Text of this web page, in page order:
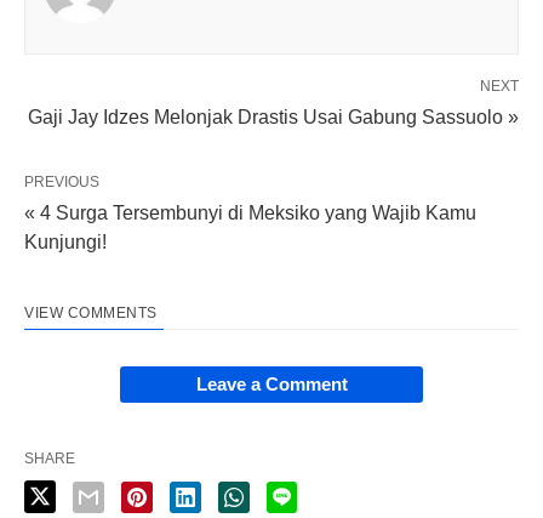
NEXT
Gaji Jay Idzes Melonjak Drastis Usai Gabung Sassuolo »
PREVIOUS
« 4 Surga Tersembunyi di Meksiko yang Wajib Kamu
Kunjungi!
VIEW COMMENTS
Leave a Comment
SHARE